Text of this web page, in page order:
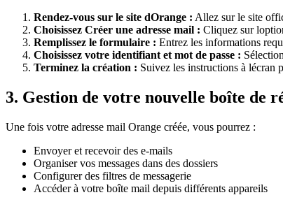
Rendez-vous sur le site dOrange : Allez sur le site
Choisissez Créer une adresse mail : Cliquez sur
Remplissez le formulaire : Entrez les informations
Choisissez votre identifiant et mot de passe :
Terminez la création : Suivez les instructions à lécran
3. Gestion de votre nouvelle boîte de
Une fois votre adresse mail Orange créée, vous pourrez :
Envoyer et recevoir des e-mails
Organiser vos messages dans des dossiers
Configurer des filtres de messagerie
Accéder à votre boîte mail depuis différents appareils